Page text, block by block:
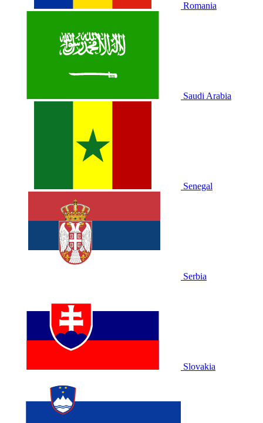
Romania
Saudi Arabia
Senegal
Serbia
Slovakia